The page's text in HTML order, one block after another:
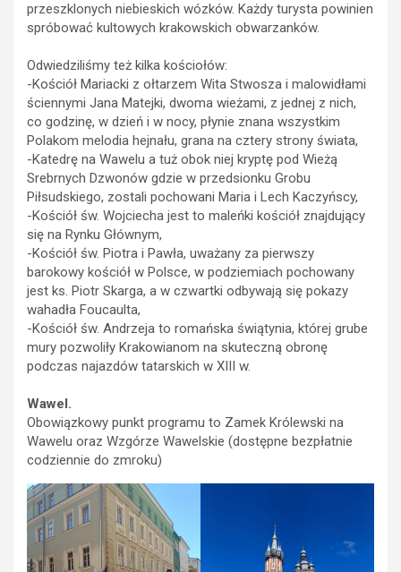
przeszklonych niebieskich wózków. Każdy turysta powinien
spróbować kultowych krakowskich obwarzanków.
Odwiedziliśmy też kilka kościołów:
-Kościół Mariacki z ołtarzem Wita Stwosza i malowidłami
ściennymi Jana Matejki, dwoma wieżami, z jednej z nich,
co godzinę, w dzień i w nocy, płynie znana wszystkim
Polakom melodia hejnału, grana na cztery strony świata,
-Katedrę na Wawelu a tuż obok niej kryptę pod Wieżą
Srebrnych Dzwonów gdzie w przedsionku Grobu
Piłsudskiego, zostali pochowani Maria i Lech Kaczyńscy,
-Kościół św. Wojciecha jest to maleńki kościół znajdujący
się na Rynku Głównym,
-Kościół św. Piotra i Pawła, uważany za pierwszy
barokowy kościół w Polsce, w podziemiach pochowany
jest ks. Piotr Skarga, a w czwartki odbywają się pokazy
wahadła Foucaulta,
-Kościół św. Andrzeja to romańska świątynia, której grube
mury pozwoliły Krakowianom na skuteczną obronę
podczas najazdów tatarskich w XIII w.
Wawel.
Obowiązkowy punkt programu to Zamek Królewski na
Wawelu oraz Wzgórze Wawelskie (dostępne bezpłatnie
codziennie do zmroku)